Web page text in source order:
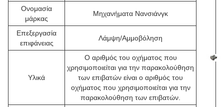
Ονομασία
μάρκας
Μηχανήματα Νανσιάνγκ
Επεξεργασία
επιφάνειας
Λάμψη/Αμμοβόληση
Υλικά
Ο αριθμός του οχήματος που
χρησιμοποιείται για την παρακολούθηση
των επιβατών είναι ο αριθμός του
οχήματος που χρησιμοποιείται για την
παρακολούθηση των επιβατών.